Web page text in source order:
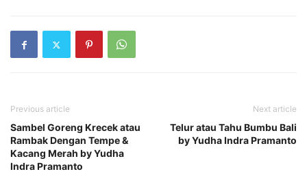
Previous article
Sambel Goreng Krecek atau
Rambak Dengan Tempe &
Kacang Merah by Yudha
Indra Pramanto
Next article
Telur atau Tahu Bumbu Bali
by Yudha Indra Pramanto